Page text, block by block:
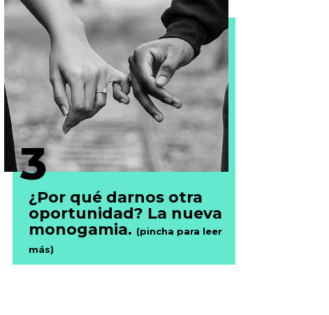
3
¿Por qué darnos otra
oportunidad? La nueva
monogamia. (pincha para leer
más)